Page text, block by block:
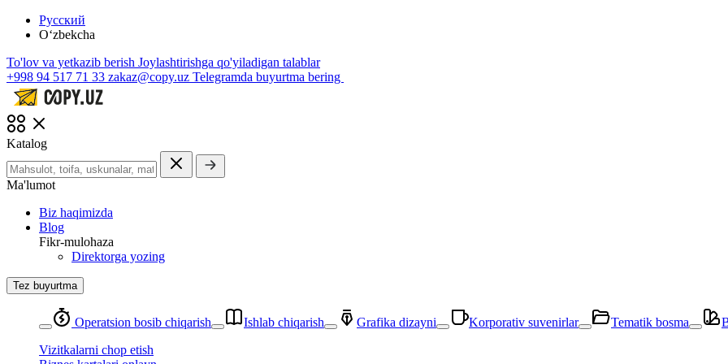
Русский
O‘zbekcha
To'lov va yetkazib berish Joylashtirishga qo'yiladigan talablar
+998 94 517 71 33 zakaz@copy.uz Telegramda buyurtma bering
Katalog
Ma'lumot
Biz haqimizda
Blog
Fikr-mulohaza
Direktorga yozing
Tez buyurtma
Operatsion bosib chiqarish Ishlab chiqarish Grafika dizayni Korporativ suvenirlar Tematik bosma
Vizitkalarni chop etish